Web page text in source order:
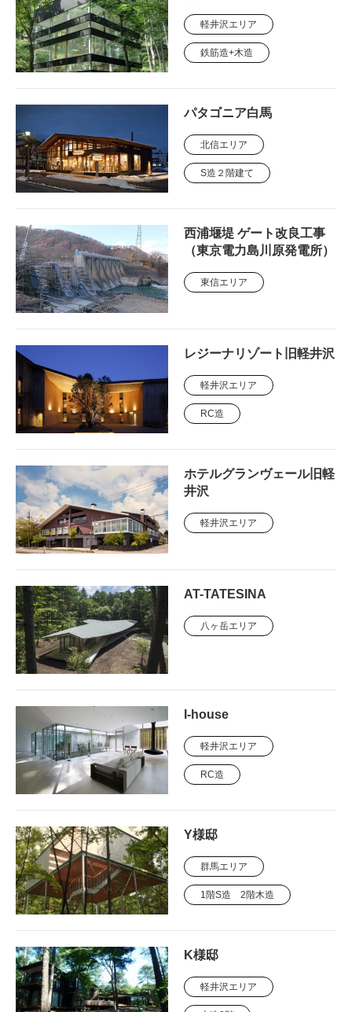
軽井沢エリア
鉄筋造+木造
パタゴニア白馬
北信エリア
S造２階建て
西浦堰堤 ゲート改良工事
（東京電力島川原発電所）
東信エリア
レジーナリゾート旧軽井沢
軽井沢エリア
RC造
ホテルグランヴェール旧軽
井沢
軽井沢エリア
AT-TATESINA
八ヶ岳エリア
I-house
軽井沢エリア
RC造
Y様邸
群馬エリア
1階S造 2階木造
K様邸
軽井沢エリア